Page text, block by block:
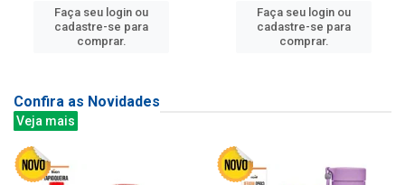
Faça seu login ou
cadastre-se para
comprar.
Faça seu login ou
cadastre-se para
comprar.
Confira as Novidades
Veja mais